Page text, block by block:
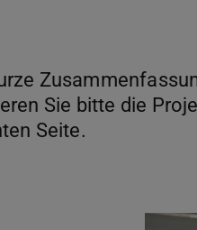
Sie bitte die
Seite.